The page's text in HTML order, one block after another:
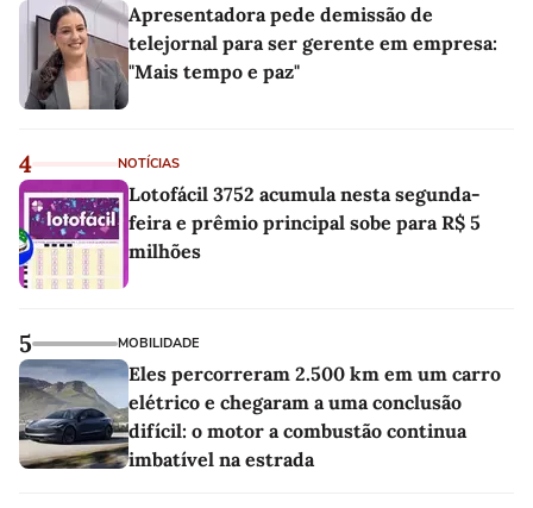
Apresentadora pede demissão de
telejornal para ser gerente em empresa:
"Mais tempo e paz"
4 NOTÍCIAS
Lotofácil 3752 acumula nesta segunda-
feira e prêmio principal sobe para R$ 5
milhões
5 MOBILIDADE
Eles percorreram 2.500 km em um carro
elétrico e chegaram a uma conclusão
difícil: o motor a combustão continua
imbatível na estrada